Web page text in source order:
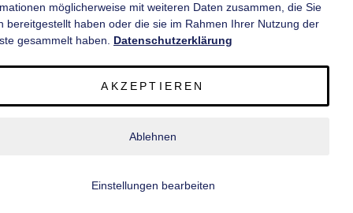
INFORMATIONEN
© 2020 wm meyer® Fahrzeugbau AG. Alle Rechte vorbehalten.
möglicherweise mit weiteren Daten zusammen, die Sie
bereitgestellt haben oder die sie im Rahmen Ihrer Nutzung der
gesammelt haben. Datenschutzerklärung
AKZEPTIEREN
Ablehnen
Einstellungen bearbeiten